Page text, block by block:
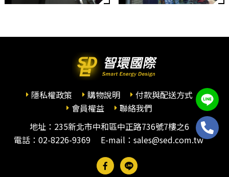
隱私權政策 購物說明
付款與配送方式
會員權益
聯絡我們
地址：235新北市中和區中正路736號7樓之6
電話： 02-8226-9369 E-mail：sales@sed.com.tw